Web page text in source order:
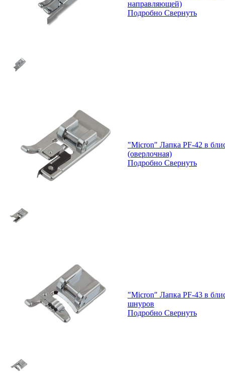
направляющей)
Подробно Свернуть
"Micron" Лапка PF-42 в
(оверлочная)
Подробно Свернуть
"Micron" Лапка PF-43 в
шнуров
Подробно Свернуть